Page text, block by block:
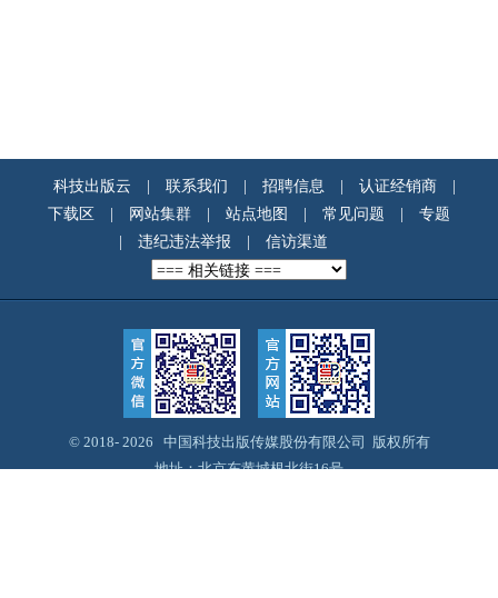
科技出版云 联系我们 招聘信息 认证经销商
下载区
网站集群 站点地图 常见问题
专题
违纪违法举报 信访渠道
© 2018- 2026 中国科技出版传媒股份有限公司 版权所有
地址：北京东黄城根北街16号